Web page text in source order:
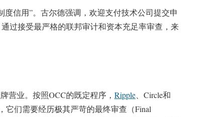
信用”。古尔德强调，欢迎支付技术公司提交申
过接受最严格的联邦审计和资本充足率审查，来
营业。按照OCC的既定程序， Ripple、Circle和
它们需要经历极其严苛的最终审查（Final